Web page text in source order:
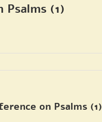
Psalms (1)
on Psalms (1)